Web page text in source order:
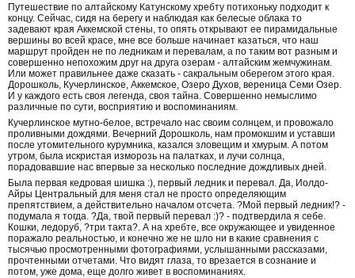
Путешествие по алтайскому Катунскому хребту потихоньку подходит к
концу. Сейчас, сидя на берегу и наблюдая как белесые облака то
задевают края Аккемской стены, то опять открывают ее пирамидальные
вершины во всей красе, мне все больше начинает казаться, что наш
маршрут пройден не по ледникам и перевалам, а по таким вот разным и
совершенно непохожим друг на друга озерам - алтайским жемчужинам.
Или может правильнее даже сказать - сакральным оберегом этого края.
Дорошколь, Кучерлинское, Аккемское, Озеро Духов, вереница Семи Озер.
И у каждого есть своя легенда, своя тайна. Совершенно немыслимо
различные по сути, восприятию и воспоминаниям.
Кучерлинское мутно-белое, встречало нас своим солнцем, и провожало
проливными дождями. Вечерний Дорошколь, нам промокшим и уставши
после утомительного курумника, казался зловещим и хмурым. А потом
утром, была искристая изморозь на палатках, и лучи солнца,
порадовавшие нас впервые за несколько последние дождливых дней.
Была первая кедровая шишка :), первый ледник и перевал. Да, Иолдо-
Айры Центральный для меня стал не просто определяющим
препятствием, а действительно началом отсчета. ?Мой первый ледник!? -
подумала я тогда. ?Да, твой первый перевал :)? - подтвердила я себе.
Кошки, ледоруб, ?три такта?. А на хребте, все окружающее и увиденное
поражало реальностью, и конечно же не шло ни в какие сравнения с
тысячью просмотренными фотографиями, услышанными рассказами,
прочтенными отчетами. Что видят глаза, то врезается в сознание и
потом, уже дома, еще долго живет в воспоминаниях.